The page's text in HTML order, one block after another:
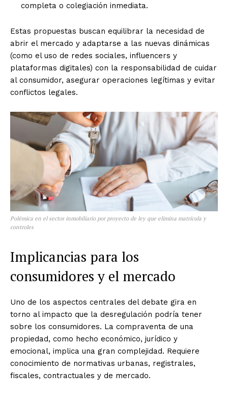
completa o colegiación inmediata.
Estas propuestas buscan equilibrar la necesidad de
abrir el mercado y adaptarse a las nuevas dinámicas
(como el uso de redes sociales, influencers y
plataformas digitales) con la responsabilidad de cuidar
al consumidor, asegurar operaciones legítimas y evitar
conflictos legales.
Polémica en el sector inmobiliario por proyecto de ley que elimina matrícula y
controles
Implicancias para los
consumidores y el mercado
Uno de los aspectos centrales del debate gira en
torno al impacto que la desregulación podría tener
sobre los consumidores. La compraventa de una
propiedad, como hecho económico, jurídico y
emocional, implica una gran complejidad. Requiere
conocimiento de normativas urbanas, registrales,
fiscales, contractuales y de mercado.